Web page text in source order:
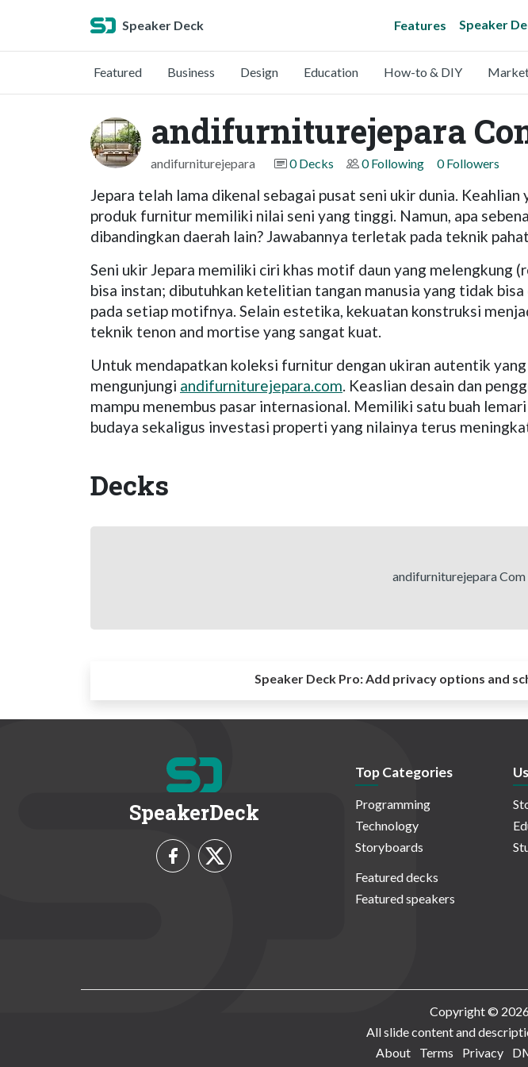
Speaker Deck Features Speaker
Featured Business Design Education How-to & DIY
andifurniturejepara
andifurniturejepara 0 Decks 0 Following 0 Followers
Jepara telah lama dikenal sebagai pusat seni ukir dunia.
produk furnitur memiliki nilai seni yang tinggi. Namun, apa
dibandingkan daerah lain? Jawabannya terletak pada teknik
Seni ukir Jepara memiliki ciri khas motif daun yang melengkung
bisa instan; dibutuhkan ketelitian tangan manusia yang tidak
pada setiap motifnya. Selain estetika, kekuatan konstruksi
teknik tenon and mortise yang sangat kuat.
Untuk mendapatkan koleksi furnitur dengan ukiran autentik
mengunjungi andifurniturejepara.com. Keaslian desain dan
mampu menembus pasar internasional. Memiliki satu buah
budaya sekaligus investasi properti yang nilainya terus
Decks
andifurniturejepara Com
Speaker Deck Pro:Add privacy options and
SpeakerDeck
Top Categories
Programming
Technology
Storyboards
Featured decks
Featured speakers
Copyright © 2026
All slide content and
About
Terms Privacy